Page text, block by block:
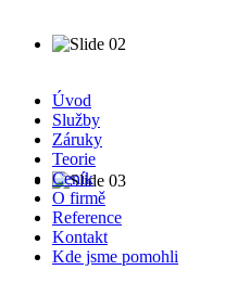
Úvod
Služby
Záruky
Teorie
Ceník
O firmě
Reference
Kontakt
Kde jsme pomohli